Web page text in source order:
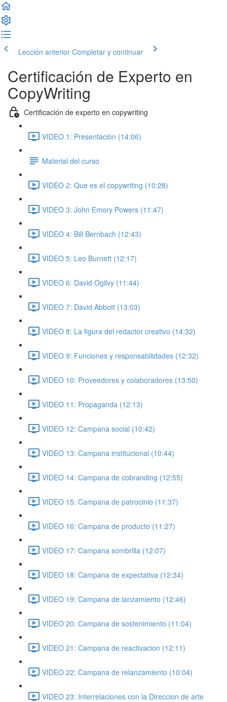
Lección anterior Completar y continuar
Certificación de Experto en
CopyWriting
Certificación de experto en copywriting
VIDEO 1: Presentaciòn (14:06)
Material del curso
VIDEO 2: Que es el copywriting (10:28)
VIDEO 3: John Emory Powers (11:47)
VIDEO 4: Bill Bernbach (12:43)
VIDEO 5: Leo Burnett (12:17)
VIDEO 6: David Ogilvy (11:44)
VIDEO 7: David Abbott (13:03)
VIDEO 8: La figura del redactor creativo (14:32)
VIDEO 9: Funciones y responsabilidades (12:32)
VIDEO 10: Proveedores y colaboradores (13:50)
VIDEO 11: Propaganda (12:13)
VIDEO 12: Campana social (10:42)
VIDEO 13: Campana institucional (10:44)
VIDEO 14: Campana de cobranding (12:55)
VIDEO 15: Campana de patrocinio (11:37)
VIDEO 16: Campana de producto (11:27)
VIDEO 17: Campana sombrilla (12:07)
VIDEO 18: Campana de expectativa (12:34)
VIDEO 19: Campana de lanzamiento (12:46)
VIDEO 20: Campana de sostenimiento (11:04)
VIDEO 21: Campana de reactivacion (12:11)
VIDEO 22: Campana de relanzamiento (10:04)
VIDEO 23: Interrelaciones con la Direccion de arte